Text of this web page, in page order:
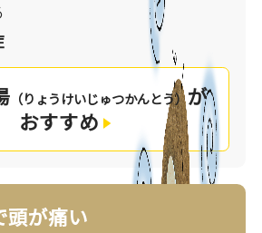
」が発生する原因は様々で、水
齢・胃腸虚弱による水分代謝の
などの多湿環境などが挙げられ
因により不要な水分が体内に侵
めまい、頭痛、むくみ、体の重
うな不調が現れるようになりま
感覚器に「水」が溢れることで
（りょうけいじゅつかんとう）が
おすすめ
頭が痛い